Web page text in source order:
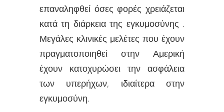
επαναληφθεί όσες φορές χρειάζεται
κατά τη διάρκεια της εγκυμοσύνης .
Μεγάλες κλινικές μελέτες που έχουν
πραγματοποιηθεί στην Αμερική
έχουν κατοχυρώσει την ασφάλεια
των υπερήχων, ιδιαίτερα στην
εγκυμοσύνη.